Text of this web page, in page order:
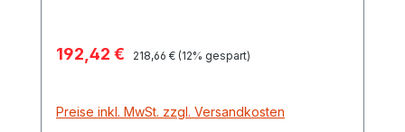
Verkaufspreis:
192,42 € Regulärer Preis:
218,66 € (12% gespart)
Preise inkl. MwSt. zzgl. Versandkosten